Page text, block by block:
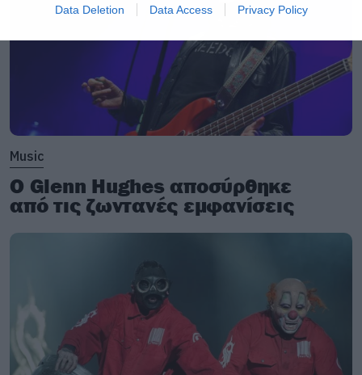
Data Deletion Data Access Privacy Policy
Music
Ο Glenn Hughes αποσύρθηκε
από τις ζωντανές εμφανίσεις